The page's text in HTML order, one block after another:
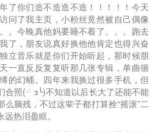
了你们造不造造不造！！！！！今天
问了我主页，小粉丝竟然被自己偶像
。今晚真他妈要睡不着了。。。跑去
了，朋友说真好换他他肯定也得兴奋
立音乐就是你们开始听起，那时候朋
一直反反复复听那几张专辑，单曲循
的幻蛹。四年来我换过很多手机，但
合照(╯з╰)不知道以后长大了还能不能
脑残，不过这辈子都打算拴“摇滚”二
热泪盈眶。